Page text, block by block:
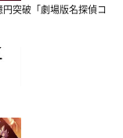
突破「劇場版名探偵コ